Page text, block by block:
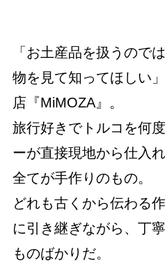
「お土産品を扱うので
物を見て知ってほしい
店『MiMOZA』。
旅行好きでトルコを何
ーが直接現地から仕入
全てが手作りのもの。
どれも古くから伝わる
に引き継ぎながら、丁
ものばかりだ。